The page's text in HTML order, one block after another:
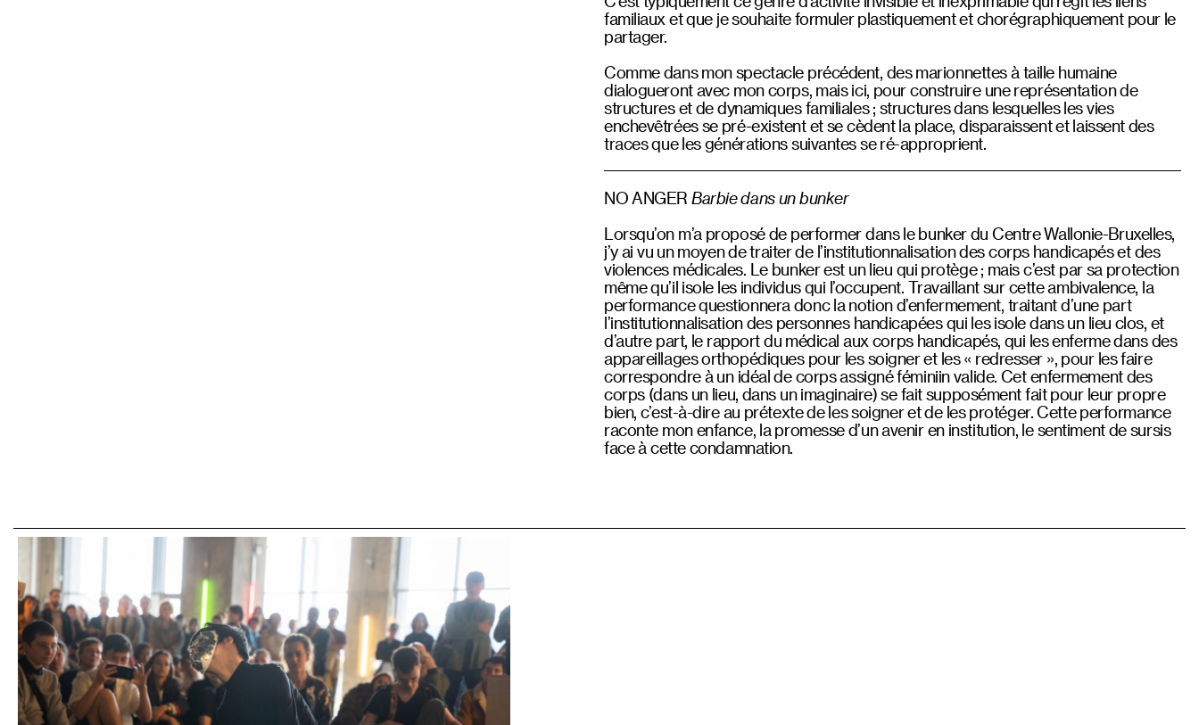
familiaux et que je souhaite formuler plastiquement et chorégraphiquement pour le
partager.
Comme dans mon spectacle précédent, des marionnettes à taille humaine
dialogueront avec mon corps, mais ici, pour construire une représentation de
structures et de dynamiques familiales ; structures dans lesquelles les vies
enchevêtrées se pré-existent et se cèdent la place, disparaissent et laissent des
traces que les générations suivantes se ré-approprient.
NO ANGER Barbie dans un bunker
Lorsqu’on m’a proposé de performer dans le bunker du Centre Wallonie-Bruxelles,
j’y ai vu un moyen de traiter de l’institutionnalisation des corps handicapés et des
violences médicales. Le bunker est un lieu qui protège ; mais c’est par sa protection
même qu’il isole les individus qui l’occupent. Travaillant sur cette ambivalence, la
performance questionnera donc la notion d’enfermement, traitant d’une part
l’institutionnalisation des personnes handicapées qui les isole dans un lieu clos, et
d’autre part, le rapport du médical aux corps handicapés, qui les enferme dans des
appareillages orthopédiques pour les soigner et les « redresser », pour les faire
correspondre à un idéal de corps assigné féminiin valide. Cet enfermement des
corps (dans un lieu, dans un imaginaire) se fait supposément fait pour leur propre
bien, c’est-à-dire au prétexte de les soigner et de les protéger. Cette performance
raconte mon enfance, la promesse d’un avenir en institution, le sentiment de sursis
face à cette condamnation.